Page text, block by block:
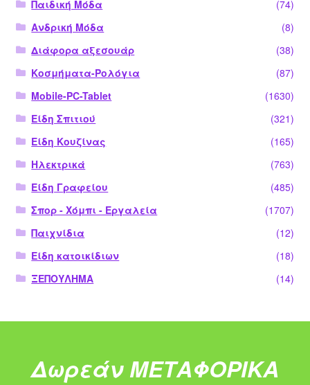
Παιδική Μόδα
(74)
Ανδρική Μόδα
(8)
Διάφορα αξεσουάρ
(38)
Κοσμήματα-Ρολόγια
(87)
Mobile-PC-Tablet
(1630)
Είδη Σπιτιού
(321)
Είδη Κουζίνας
(165)
Ηλεκτρικά
(763)
Είδη Γραφείου
(485)
Σπορ - Χόμπι - Εργαλεία
(1707)
Παιχνίδια
(12)
Είδη κατοικίδιων
(18)
ΞΕΠΟΥΛΗΜΑ
(14)
Δωρεάν ΜΕΤΑΦΟΡΙΚΑ